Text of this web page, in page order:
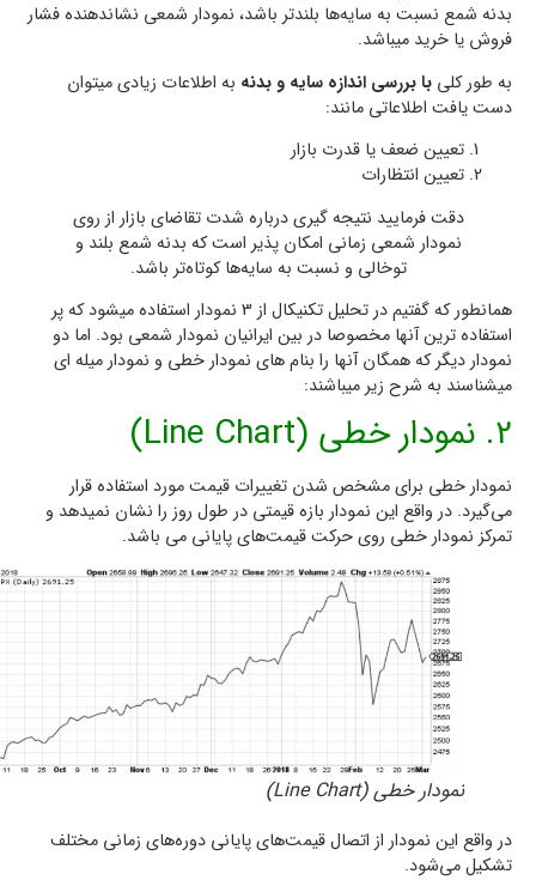
بدنه شمع نسبت به سایه‌ها بلندتر باشد، نمودار شمعی نشاندهنده فشار
فروش یا خرید میباشد.
به طور کلیبا بررسی اندازه سایه و بدنهبه اطلاعات زیادی میتوان
دست یافت اطلاعاتی مانند:
تعیین ضعف یا قدرت بازار
تعیین انتظارات
دقت فرمایید نتیجه گیری درباره شدت تقاضای بازار از روی
نمودار شمعی زمانی امکان پذیر است که بدنه شمع بلند و
توخالی و نسبت به سایه‌ها کوتاه‌تر باشد.
همانطور که گفتیم در تحلیل تکنیکال از 3 نمودار استفاده میشود که پر
استفاده ترین آنها مخصوصا در بین ایرانیان نمودار شمعی بود. اما دو
نمودار دیگر که همگان آنها را بنام های نمودار خطی و نمودار میله ای
میشناسند به شرح زیر میباشند:
نمودار خطی برای مشخص شدن تغییرات قیمت مورد استفاده قرار
می‌گیرد. در واقع این نمودار بازه قیمتی در طول روز را نشان نمیدهد و
تمرکز نمودار خطی روی حرکت قیمت‌های پایانی می باشد.
نمودار خطی (Line Chart)
در واقع این نمودار از اتصال قیمت‌های پایانی دوره‌های زمانی مختلف
تشکیل می‌شود.